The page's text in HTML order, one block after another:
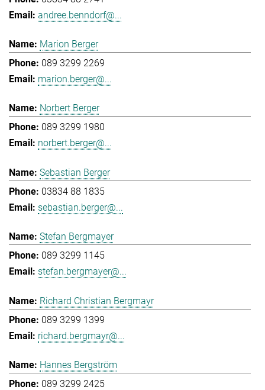
andree.benndorf@...
Marion Berger
089 3299 2269
marion.berger@...
Norbert Berger
089 3299 1980
norbert.berger@...
Sebastian Berger
03834 88 1835
sebastian.berger@...
Stefan Bergmayer
089 3299 1145
stefan.bergmayer@...
Richard Christian Bergmayr
089 3299 1399
richard.bergmayr@...
Hannes Bergström
089 3299 2425